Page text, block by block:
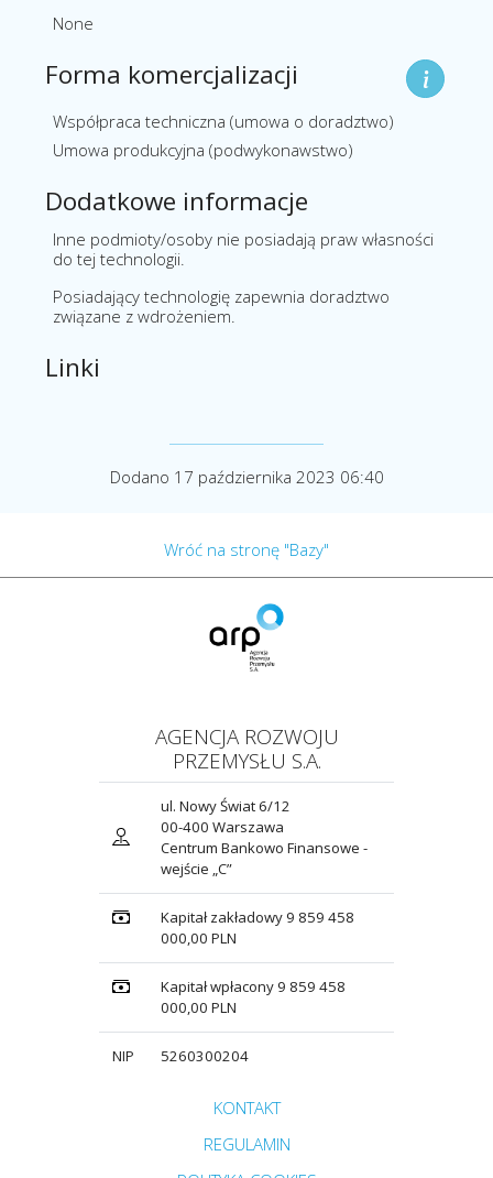
None
Forma komercjalizacji
Współpraca techniczna (umowa o doradztwo)
Umowa produkcyjna (podwykonawstwo)
Dodatkowe informacje
Inne podmioty/osoby nie posiadają praw własności
do tej technologii.
Posiadający technologię zapewnia doradztwo
związane z wdrożeniem.
Linki
Dodano 17 października 2023 06:40
Wróć na stronę "Bazy"
AGENCJA ROZWOJU
PRZEMYSŁU S.A.
ul. Nowy Świat 6/12
00-400 Warszawa
Centrum Bankowo Finansowe -
wejście „C”
Kapitał zakładowy 9 859 458
000,00 PLN
Kapitał wpłacony 9 859 458
000,00 PLN
NIP 5260300204
Przejdź do strony głównej do sekcji
KONTAKT
Zobacz
REGULAMIN